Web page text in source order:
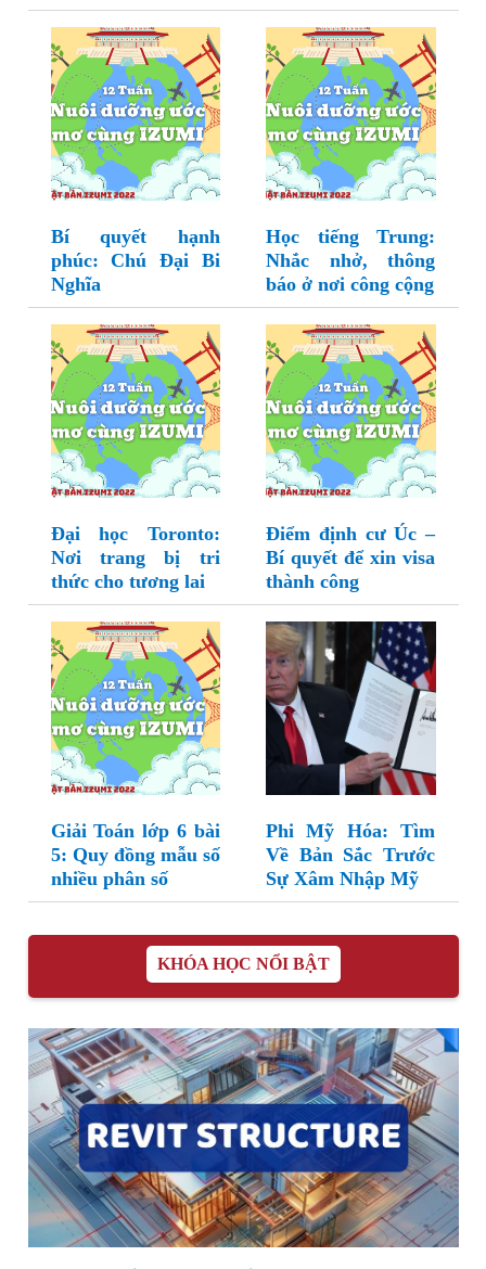
Bí quyết hạnh
phúc: Chú Đại Bi
Nghĩa
Học tiếng Trung:
Nhắc nhở, thông
báo ở nơi công cộng
Đại học Toronto:
Nơi trang bị tri
thức cho tương lai
Điểm định cư Úc –
Bí quyết để xin visa
thành công
Giải Toán lớp 6 bài
5: Quy đồng mẫu số
nhiều phân số
Phi Mỹ Hóa: Tìm
Về Bản Sắc Trước
Sự Xâm Nhập Mỹ
KHÓA HỌC NỔI BẬT